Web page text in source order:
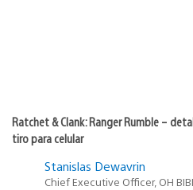
Ratchet & Clank: Ranger Rumble –
tiro para celular
Stanislas Dewavrin
Chief Executive Officer, OH BIBI